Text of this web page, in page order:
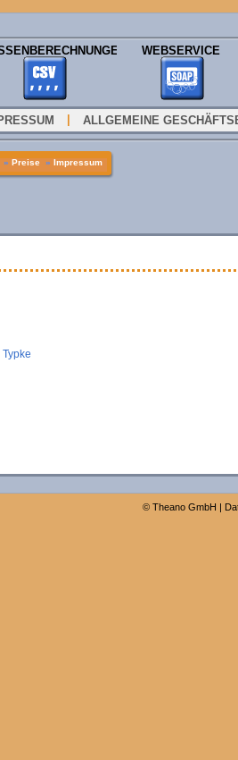
WEBSERVICE
ALLGEMEINE
» Preise » Impressum
Typke
© Theano GmbH |